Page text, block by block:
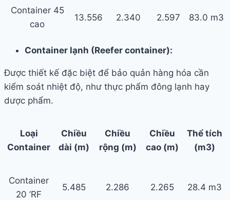
Container 45
cao
13.556 2.340 2.597 83.0 m3
Container lạnh (Reefer container):
Được thiết kế đặc biệt để bảo quản hàng hóa cần
kiểm soát nhiệt độ, như thực phẩm đông lạnh hay
dược phẩm.
Loại
Container
Chiều
dài (m)
Chiều
rộng (m)
Chiều
cao (m)
Thể tích
(m3)
Container
20 ’RF
5.485 2.286 2.265 28.4 m3